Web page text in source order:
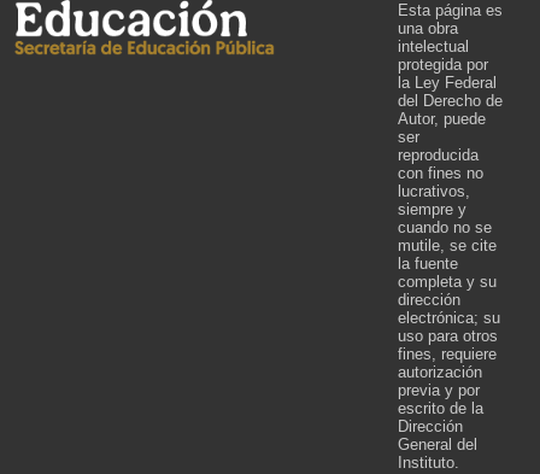
Esta página es
una obra
intelectual
protegida por
la Ley Federal
del Derecho de
Autor, puede
ser
reproducida
con fines no
lucrativos,
siempre y
cuando no se
mutile, se cite
la fuente
completa y su
dirección
electrónica; su
uso para otros
fines, requiere
autorización
previa y por
escrito de la
Dirección
General del
Instituto.